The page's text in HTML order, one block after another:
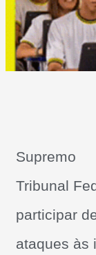
Supremo
Tribunal
participar
ataques às